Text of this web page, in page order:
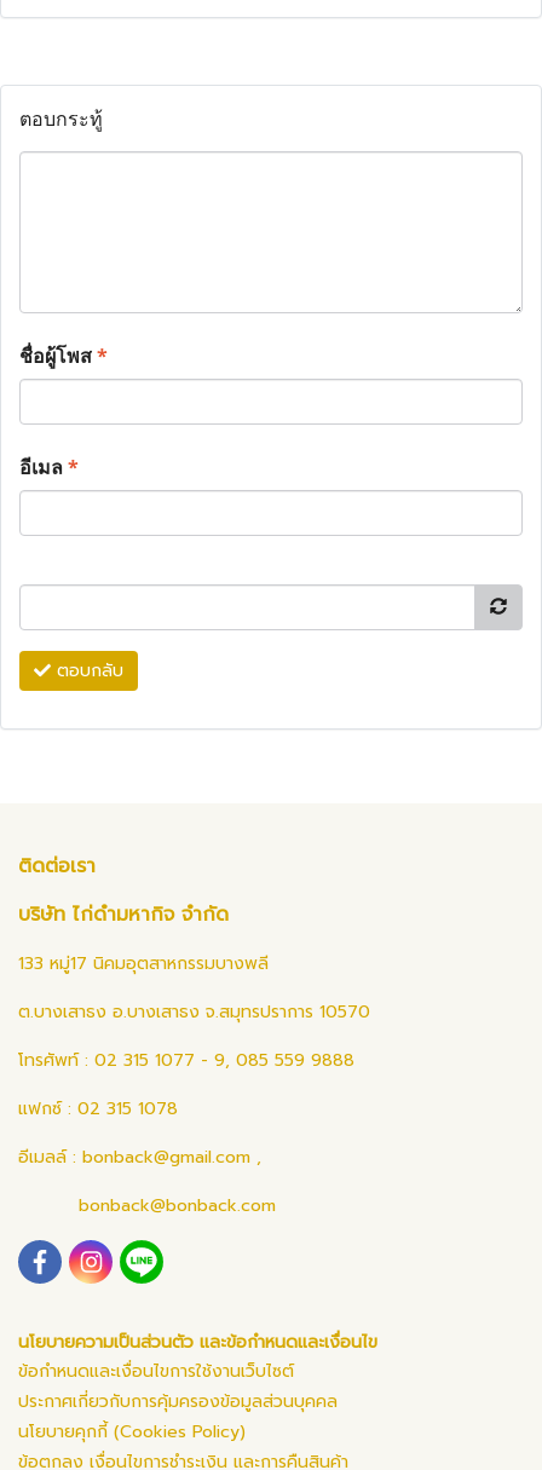
ตอบกระทู้
ชื่อผู้โพส*
อีเมล*
ตอบกลับ
ติดต่อเรา
บริษัท ไก่ดำมหากิจ จำกัด
133 หมู่17 นิคมอุตสาหกรรมบางพลี
ต.บางเสาธง อ.บางเสาธง จ.สมุทรปราการ 10570
โทรศัพท์ : 02 315 1077 - 9, 085 559 9888
แฟกซ์ : 02 315 1078
อีเมลล์ : bonback@gmail.com ,
bonback@bonback.com
นโยบายความเป็นส่วนตัว และข้อกำหนดและเงื่อนไข
ข้อกำหนดและเงื่อนไขการใช้งานเว็บไซต์
ประกาศเกี่ยวกับการคุ้มครองข้อมูลส่วนบุคคล
นโยบายคุกกี้ (Cookies Policy)
ข้อตกลง เงื่อนไขการชำระเงิน และการคืนสินค้า